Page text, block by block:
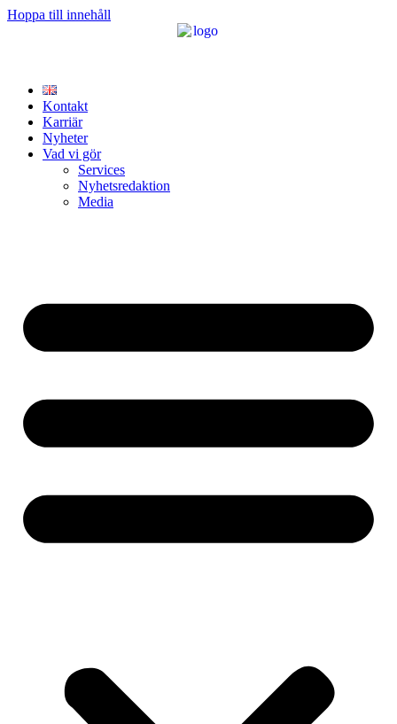
Hoppa till innehåll
Kontakt
Karriär
Nyheter
Vad vi gör
Services
Nyhetsredaktion
Media